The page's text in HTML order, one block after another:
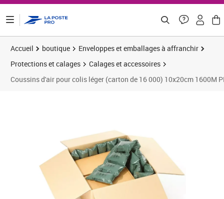
Accueil boutique
Enveloppes et emballages à affranchir
Protections et calages
Calages et accessoires
Coussins d'air pour colis léger (carton de 16 000) 10x20cm 1600M